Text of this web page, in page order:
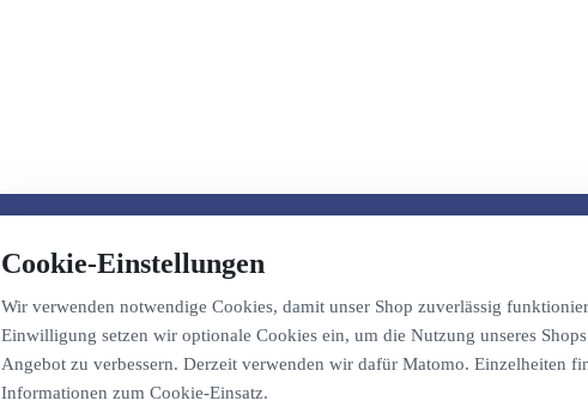
Cookie-Einstellungen
Wir verwenden notwendige Cookies, damit unser Shop zuverlässig
Einwilligung setzen wir optionale Cookies ein, um die Nutzung unseres
Angebot zu verbessern. Derzeit verwenden wir dafür Matomo. Einzelheiten
Informationen zum Cookie-Einsatz.